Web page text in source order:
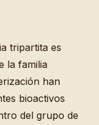
tripartita es
la familia
han
bioactivos
del grupo de